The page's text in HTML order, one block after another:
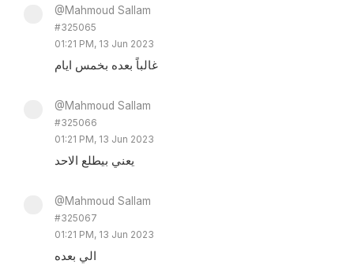
@Mahmoud Sallam
#325065
01:21 PM, 13 Jun 2023
غالباً بعده بخمس ايام
@Mahmoud Sallam
#325066
01:21 PM, 13 Jun 2023
يعني بيطلع الاحد
@Mahmoud Sallam
#325067
01:21 PM, 13 Jun 2023
الي بعده